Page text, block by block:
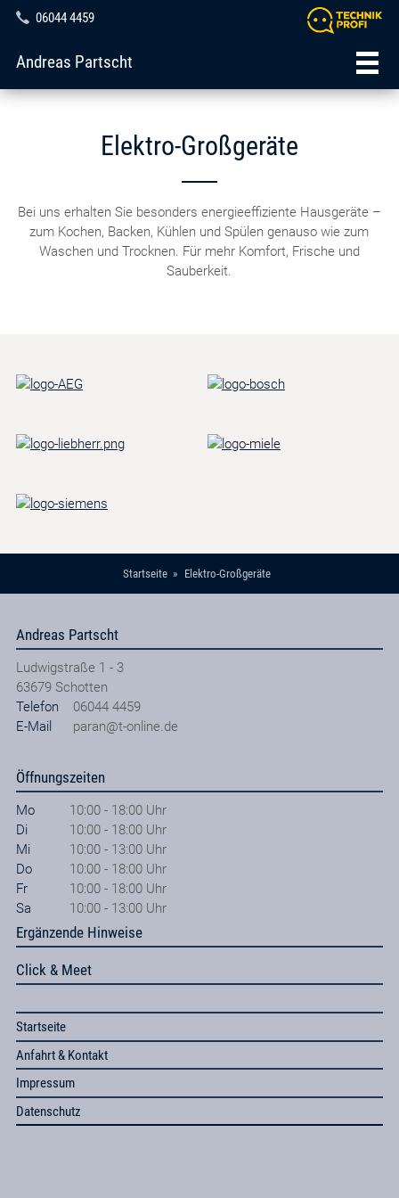
06044 4459
Andreas Partscht
Elektro-Großgeräte
Bei uns erhalten Sie besonders energieeffiziente Hausgeräte –
zum Kochen, Backen, Kühlen und Spülen genauso wie zum
Waschen und Trocknen. Für mehr Komfort, Frische und
Sauberkeit.
Startseite Elektro-Großgeräte
Andreas Partscht
Ludwigstraße 1 - 3
63679 Schotten
Telefon
06044 4459
E-Mail
paran@t-online.de
Öffnungszeiten
Mo
10:00 - 18:00 Uhr
Di
10:00 - 18:00 Uhr
Mi
10:00 - 13:00 Uhr
Do
10:00 - 18:00 Uhr
Fr
10:00 - 18:00 Uhr
Sa
10:00 - 13:00 Uhr
Ergänzende Hinweise
Click & Meet
Startseite
Anfahrt & Kontakt
Impressum
Datenschutz